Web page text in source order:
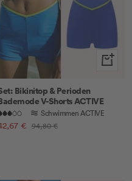
Bikinitop & Perioden
V-Shorts ACTIVE
Schwimmen ACTIVE
€ Regulärer
94,80 €